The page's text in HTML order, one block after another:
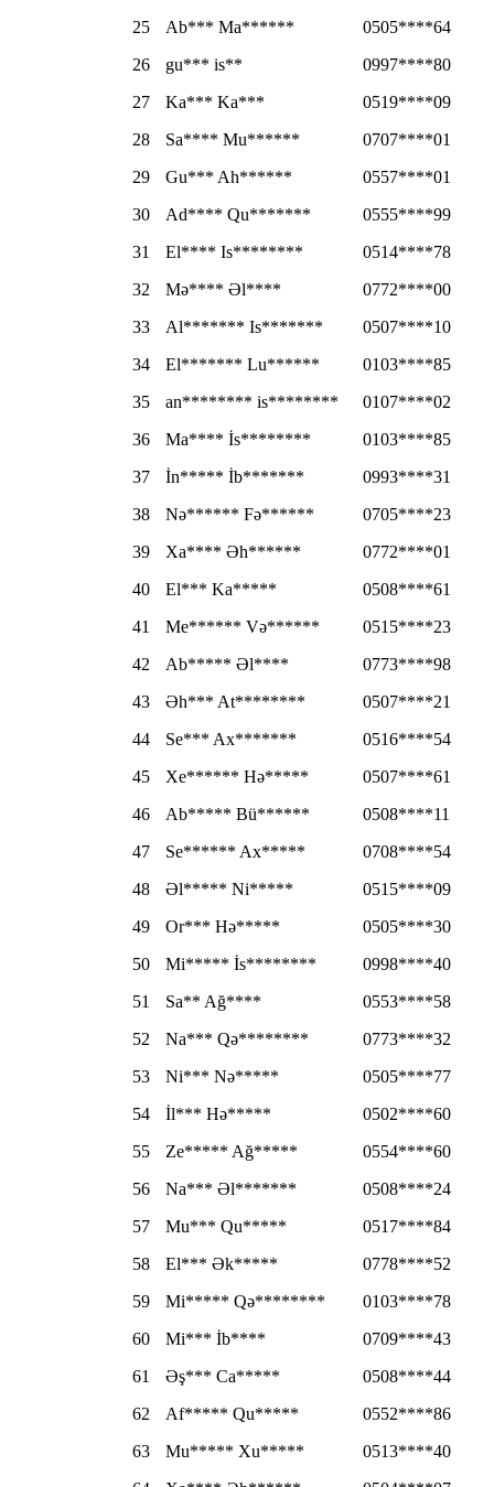
25
Ab*** Ma******
0505****64
26
gu*** is**
0997****80
27
Ka*** Ka***
0519****09
28
Sa**** Mu******
0707****01
29
Gu*** Ah******
0557****01
30
Ad**** Qu*******
0555****99
31
El**** Is********
0514****78
32
Mə**** Əl****
0772****00
33
Al******* Is*******
0507****10
34
El******* Lu******
0103****85
35
an******** is********
0107****02
36
Ma**** İs********
0103****85
37
İn***** İb*******
0993****31
38
Nə****** Fə******
0705****23
39
Xa**** Əh******
0772****01
40
El*** Ka*****
0508****61
41
Me****** Və******
0515****23
42
Ab***** Əl****
0773****98
43
Əh*** At********
0507****21
44
Se*** Ax*******
0516****54
45
Xe****** Hə*****
0507****61
46
Ab***** Bü******
0508****11
47
Se****** Ax*****
0708****54
48
Əl***** Ni*****
0515****09
49
Or*** Hə*****
0505****30
50
Mi***** İs********
0998****40
51
Sa** Ağ****
0553****58
52
Na*** Qə********
0773****32
53
Ni*** Nə*****
0505****77
54
İl*** Hə*****
0502****60
55
Ze***** Ağ*****
0554****60
56
Na*** Əl*******
0508****24
57
Mu*** Qu*****
0517****84
58
El*** Ək*****
0778****52
59
Mi***** Qə********
0103****78
60
Mi*** İb****
0709****43
61
Əş*** Ca*****
0508****44
62
Af***** Qu*****
0552****86
63
Mu***** Xu*****
0513****40